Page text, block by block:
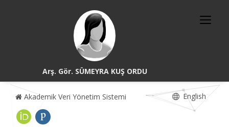
Arş. Gör. SÜMEYRA KUŞ ORDU
Akademik Veri Yönetim Sistemi English